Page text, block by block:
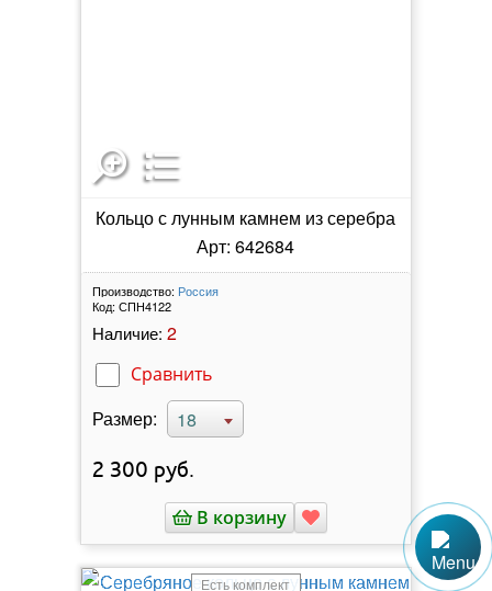
Кольцо с лунным камнем из серебра
Арт: 642684
Производство: Россия
Код: СПН4122
Наличие: 2
Сравнить
Размер: 18
2 300 руб.
В корзину
Есть комплект